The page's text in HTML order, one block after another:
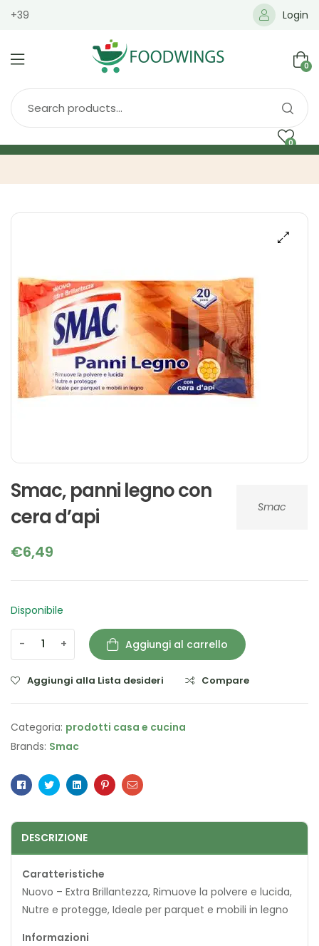
+39 Login
0
0
Smac
Smac, panni legno con
cera d’api
€6,49
Disponibile
- + Aggiungi al carrello
Aggiungi alla Lista desideri Compare
Categoria: prodotti casa e cucina
Brands: Smac
Facebook
TwitterLinkedinPinterestEmail
DESCRIZIONE
Caratteristiche
Nuovo – Extra Brillantezza, Rimuove la polvere e lucida,
Nutre e protegge, Ideale per parquet e mobili in legno
Informazioni